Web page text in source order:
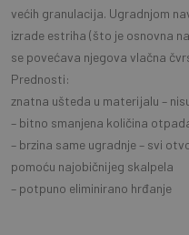
većih granulacija. Ugradnjom
izrade estriha (što je osnovna
se povećava njegova vlačna
Prednosti:
znatna ušteda u materijalu –
– bitno smanjena količina
– brzina same ugradnje – svi
pomoću najobičnijeg skalpela
– potpuno eliminirano hrđanje